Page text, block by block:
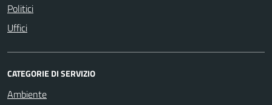
Politici
Uffici
CATEGORIE DI SERVIZIO
Ambiente